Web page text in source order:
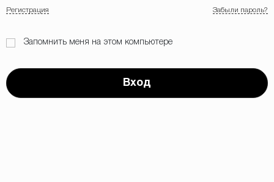
Мебель для ванных комнат
Сантехника
Регистрация Забыли пароль?
Запомнить меня на этом компьютере